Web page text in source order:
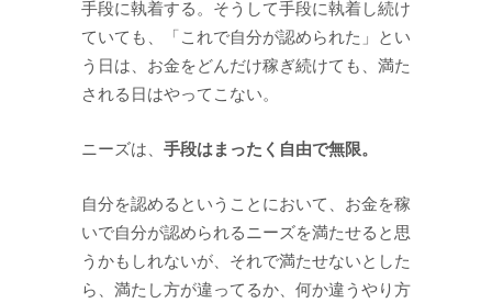
手段に執着する。そうして手段に執着し続け
ていても、「これで自分が認められた」とい
う日は、お金をどんだけ稼ぎ続けても、満た
される日はやってこない。
ニーズは、 手段はまったく自由で無限。
自分を認めるということにおいて、お金を稼
いで自分が認められるニーズを満たせると思
うかもしれないが、それで満たせないとした
ら、満たし方が違ってるか、何か違うやり方